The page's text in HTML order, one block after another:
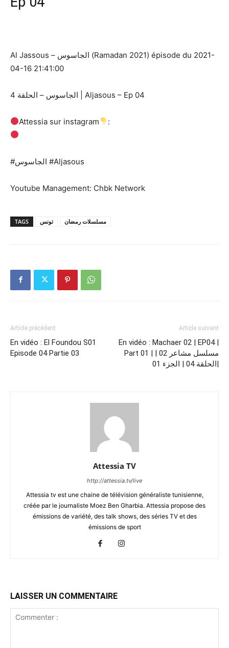
Al Jassous – الجاسوس (Ramadan 2021) épisode du 2021-
04-16 21:41:00
الجاسوس – الحلقة 4 | Aljasous – Ep 04
Attessia sur instagram :
#الجاسوس​ #Aljasous​
Youtube Management: Chbk Network
TAGS تونس مسلسلات رمضان
Article précédent
En vidéo : El Foundou S01
Episode 04 Partie 03
Article suivant
En vidéo : Machaer 02 | EP04 |
Part 01 | مسلسل مشاعر 02 |
الحلقة 04 | الجزء 01|
Attessia TV
http://attessia.tv/live
Attessia tv est une chaine de télévision généraliste tunisienne,
créée par le journaliste Moez Ben Gharbia. Attessia propose des
émissions de variété, des talk shows, des séries TV et des
émissions de sport
LAISSER UN COMMENTAIRE